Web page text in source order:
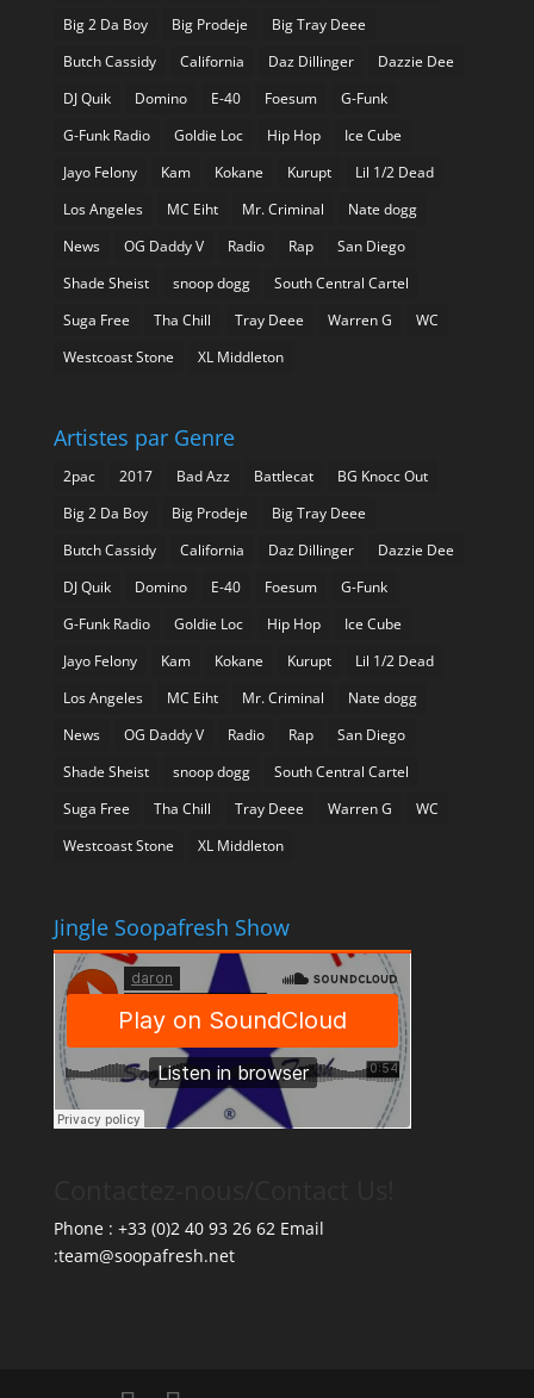
Big 2 Da Boy
Big Prodeje
Big Tray Deee
Butch Cassidy
California Daz Dillinger
Dazzie Dee
DJ Quik
Domino E-40 Foesum
G-Funk
G-Funk Radio
Goldie Loc Hip Hop
Ice Cube
Jayo Felony
Kam Kokane Kurupt
Lil 1/2 Dead
Los Angeles
MC Eiht Mr. Criminal
Nate dogg
News
OG Daddy V Radio Rap
San Diego
Shade Sheist
snoop dogg
South Central Cartel
Suga Free
Tha Chill Tray Deee Warren G
WC
Westcoast Stone
XL Middleton
Artistes par Genre
2pac 2017 Bad Azz Battlecat
BG Knocc Out
Big 2 Da Boy
Big Prodeje
Big Tray Deee
Butch Cassidy
California Daz Dillinger
Dazzie Dee
DJ Quik
Domino E-40 Foesum
G-Funk
G-Funk Radio
Goldie Loc Hip Hop
Ice Cube
Jayo Felony
Kam Kokane Kurupt
Lil 1/2 Dead
Los Angeles
MC Eiht Mr. Criminal
Nate dogg
News
OG Daddy V Radio Rap
San Diego
Shade Sheist
snoop dogg
South Central Cartel
Suga Free
Tha Chill Tray Deee Warren G
WC
Westcoast Stone
XL Middleton
Jingle Soopafresh Show
Phone : +33 (0)2 40 93 26 62 Email
:team@soopafresh.net